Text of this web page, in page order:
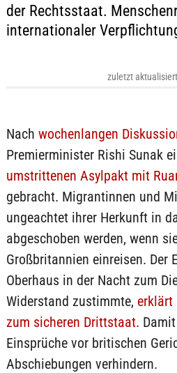
der Rechtsstaat.
internationaler
zuletzt
Nach wochenlangen
Premierminister Rishi Sunak
umstrittenen Asylpakt mit
gebracht. Migrantinnen und
ungeachtet ihrer Herkunft in
abgeschoben werden, wenn
Großbritannien einreisen. Der
Oberhaus in der Nacht zum
Widerstand zustimmte, erklärt
zum sicheren Drittstaat.
Einsprüche vor britischen
Abschiebungen verhindern.